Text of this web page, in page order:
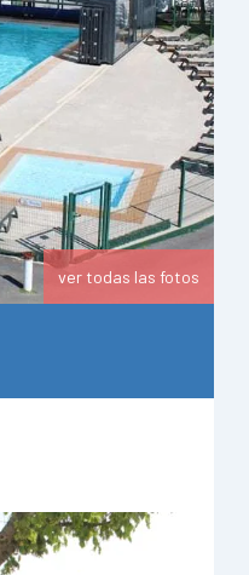
ver todas las fotos